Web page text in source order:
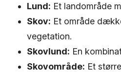
Lund: Et landområde
Skov: Et område
vegetation.
Skovlund: En
Skovområde: Et